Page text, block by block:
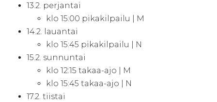
13.2. perjantai
klo 15:00 pikakilpailu | M
14.2. lauantai
klo 15:45 pikakilpailu | N
15.2. sunnuntai
klo 12:15 takaa-ajo | M
klo 15:45 takaa-ajo | N
17.2. tiistai